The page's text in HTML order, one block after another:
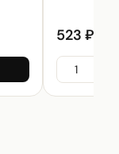
523 ₽